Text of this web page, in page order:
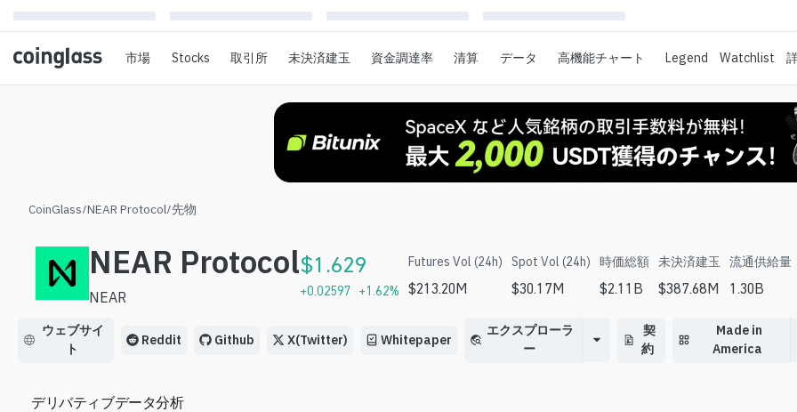
市場 Stocks 取引所 未決済建玉 資金調達率 清算 データ 高機能チャート Legend Watchlist
CoinGlass/NEAR Protocol/先物
NEAR Protocol
NEAR
$1.629
+0.02597 +1.62%
Futures Vol (24h)
$213.20M
Spot Vol (24h)
$30.17M
時価総額
$2.11B
未決済建玉
$387.68M
流通供給量
1.30B
ウェブサイ
ト
Reddit Github X(Twitter) Whitepaper
エクスプローラ
ー
契
約
Made in
America
デリバティブデータ分析